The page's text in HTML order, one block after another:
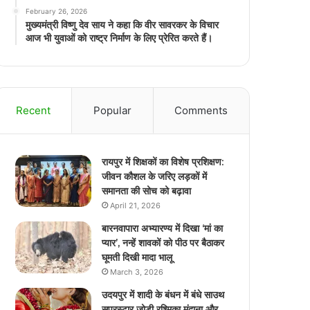
February 26, 2026
मुख्यमंत्री विष्णु देव साय ने कहा कि वीर सावरकर के विचार
आज भी युवाओं को राष्ट्र निर्माण के लिए प्रेरित करते हैं।
Recent Popular Comments
रायपुर में शिक्षकों का विशेष प्रशिक्षण:
जीवन कौशल के जरिए लड़कों में
समानता की सोच को बढ़ावा
April 21, 2026
बारनवापारा अभ्यारण्य में दिखा ‘मां का
प्यार’, नन्हें शावकों को पीठ पर बैठाकर
घूमती दिखी मादा भालू
March 3, 2026
उदयपुर में शादी के बंधन में बंधे साउथ